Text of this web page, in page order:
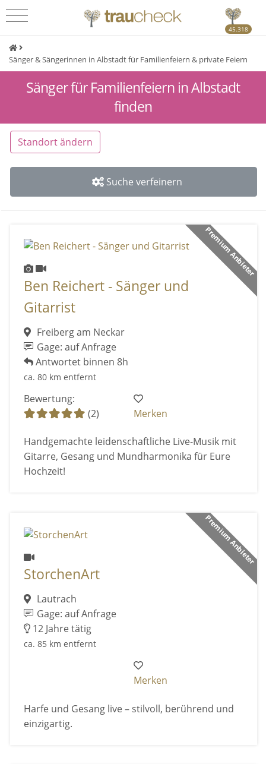
45.318
Sänger & Sängerinnen in Albstadt für Familienfeiern & private Feiern
Sänger für Familienfeiern in Albstadt
finden
Standort ändern
Suche verfeinern
Premium Anbieter
Ben Reichert - Sänger und
Gitarrist
Freiberg am Neckar
Gage: auf Anfrage
Antwortet binnen 8h
ca. 80 km entfernt
Bewertung:
(2)
Merken
Handgemachte leidenschaftliche Live-Musik mit
Gitarre, Gesang und Mundharmonika für Eure
Hochzeit!
Premium Anbieter
StorchenArt
Lautrach
Gage: auf Anfrage
12 Jahre tätig
ca. 85 km entfernt
Merken
Harfe und Gesang live – stilvoll, berührend und
einzigartig.